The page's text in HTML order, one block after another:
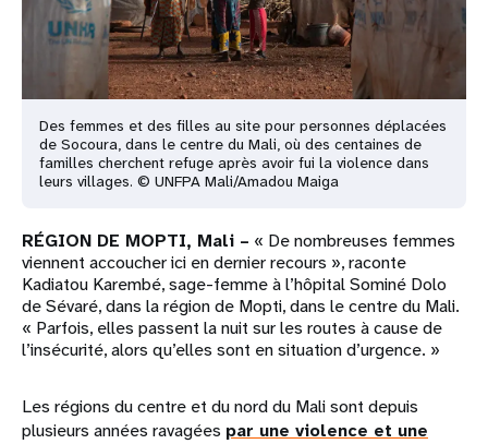
Des femmes et des filles au site pour personnes déplacées
de Socoura, dans le centre du Mali, où des centaines de
familles cherchent refuge après avoir fui la violence dans
leurs villages. © UNFPA Mali/Amadou Maiga
RÉGION DE MOPTI, Mali – « De nombreuses femmes
viennent accoucher ici en dernier recours », raconte
Kadiatou Karembé, sage-femme à l’hôpital Sominé Dolo
de Sévaré, dans la région de Mopti, dans le centre du Mali.
« Parfois, elles passent la nuit sur les routes à cause de
l’insécurité, alors qu’elles sont en situation d’urgence. »
Les régions du centre et du nord du Mali sont depuis
plusieurs années ravagées par une violence et une